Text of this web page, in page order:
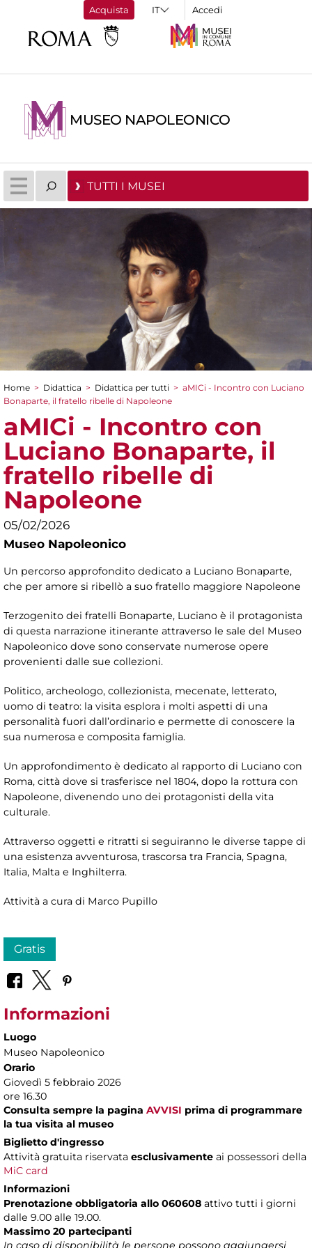
Acquista Accedi
MUSEO NAPOLEONICO
TUTTI I MUSEI
Tu sei qui
Home > Didattica > Didattica per tutti > aMICi - Incontro con Luciano
Bonaparte, il fratello ribelle di Napoleone
aMICi - Incontro con
Luciano Bonaparte, il
fratello ribelle di
Napoleone
05/02/2026
Museo Napoleonico
Un percorso approfondito dedicato a Luciano Bonaparte,
che per amore si ribellò a suo fratello maggiore Napoleone
Terzogenito dei fratelli Bonaparte, Luciano è il protagonista
di questa narrazione itinerante attraverso le sale del Museo
Napoleonico dove sono conservate numerose opere
provenienti dalle sue collezioni.
Politico, archeologo, collezionista, mecenate, letterato,
uomo di teatro: la visita esplora i molti aspetti di una
personalità fuori dall’ordinario e permette di conoscere la
sua numerosa e composita famiglia.
Un approfondimento è dedicato al rapporto di Luciano con
Roma, città dove si trasferisce nel 1804, dopo la rottura con
Napoleone, divenendo uno dei protagonisti della vita
culturale.
Attraverso oggetti e ritratti si seguiranno le diverse tappe di
una esistenza avventurosa, trascorsa tra Francia, Spagna,
Italia, Malta e Inghilterra.
Attività a cura di Marco Pupillo
Gratis
Informazioni
Luogo
Museo Napoleonico
Orario
Giovedì 5 febbraio 2026
ore 16.30
Consulta sempre la pagina AVVISI prima di programmare
la tua visita al museo
Biglietto d'ingresso
Attività gratuita riservata esclusivamente ai possessori della
MiC card
Informazioni
Prenotazione obbligatoria allo 060608 attivo tutti i giorni
dalle 9.00 alle 19.00.
Massimo 20 partecipanti
In caso di disponibilità le persone possono aggiungersi